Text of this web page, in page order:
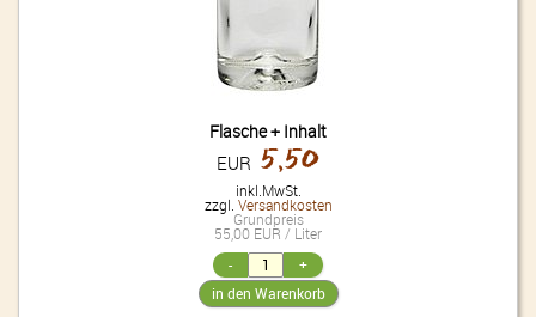
Flasche + Inhalt
EUR 5,50
inkl.MwSt.
zzgl. Versandkosten
Grundpreis
55,00 EUR / Liter